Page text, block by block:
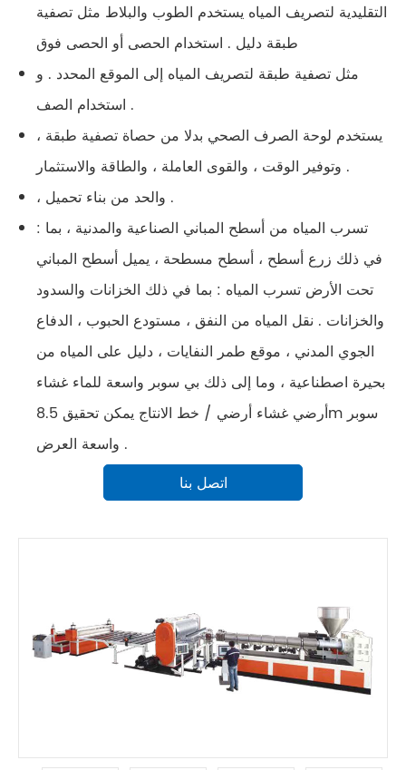
التقليدية لتصريف المياه يستخدم الطوب والبلاط مثل تصفية
طبقة دليل . استخدام الحصى أو الحصى فوق
مثل تصفية طبقة لتصريف المياه إلى الموقع المحدد . و
استخدام الصف .
يستخدم لوحة الصرف الصحي بدلا من حصاة تصفية طبقة ،
وتوفير الوقت ، والقوى العاملة ، والطاقة والاستثمار .
، والحد من بناء تحميل .
: تسرب المياه من أسطح المباني الصناعية والمدنية ، بما
في ذلك زرع أسطح ، أسطح مسطحة ، يميل أسطح المباني
تحت الأرض تسرب المياه : بما في ذلك الخزانات والسدود
والخزانات . نقل المياه من النفق ، مستودع الحبوب ، الدفاع
الجوي المدني ، موقع طمر النفايات ، دليل على المياه من
بحيرة اصطناعية ، وما إلى ذلك بي سوبر واسعة للماء غشاء
أرضي غشاء أرضي / خط الانتاج يمكن تحقيق 8.5m سوبر
واسعة العرض .
اتصل بنا